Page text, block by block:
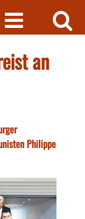
an
Philippe